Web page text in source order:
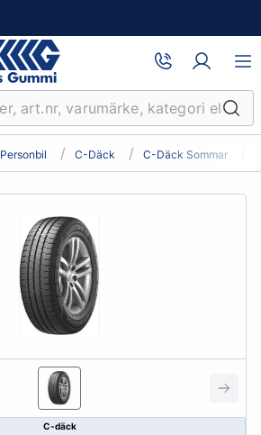
Personbil C-Däck C-Däck Sommar
C-däck